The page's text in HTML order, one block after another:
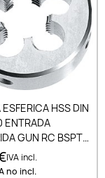
HSS DIN
ENTRADA
GUN RC BSPT
IVA incl.
no incl.